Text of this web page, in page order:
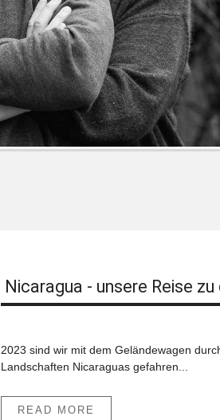
Nicaragua - unsere Reise zu
2023 sind wir mit dem Geländewagen
Landschaften Nicaraguas gefahren...
READ MORE